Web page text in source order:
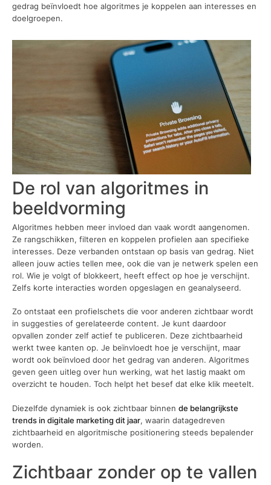
gedrag beïnvloedt hoe algoritmes je koppelen aan interesses en
doelgroepen.
De rol van algoritmes in
beeldvorming
Algoritmes hebben meer invloed dan vaak wordt aangenomen.
Ze rangschikken, filteren en koppelen profielen aan specifieke
interesses. Deze verbanden ontstaan op basis van gedrag. Niet
alleen jouw acties tellen mee, ook die van je netwerk spelen een
rol. Wie je volgt of blokkeert, heeft effect op hoe je verschijnt.
Zelfs korte interacties worden opgeslagen en geanalyseerd.
Zo ontstaat een profielschets die voor anderen zichtbaar wordt
in suggesties of gerelateerde content. Je kunt daardoor
opvallen zonder zelf actief te publiceren. Deze zichtbaarheid
werkt twee kanten op. Je beïnvloedt hoe je verschijnt, maar
wordt ook beïnvloed door het gedrag van anderen. Algoritmes
geven geen uitleg over hun werking, wat het lastig maakt om
overzicht te houden. Toch helpt het besef dat elke klik meetelt.
Diezelfde dynamiek is ook zichtbaar binnen de belangrijkste
trends in digitale marketing dit jaar, waarin datagedreven
zichtbaarheid en algoritmische positionering steeds bepalender
worden.
Zichtbaar zonder op te vallen